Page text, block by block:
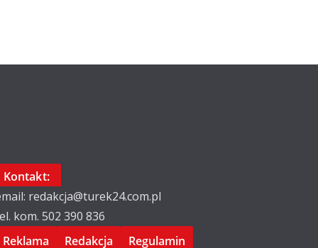
Kontakt:
redakcja@turek24.com.pl
kom. 502 390 836
Reklama
Redakcja Regulamin